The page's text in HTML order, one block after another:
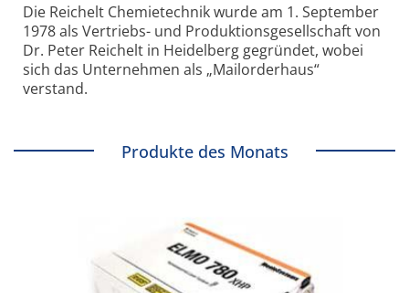
Die Reichelt Chemietechnik wurde am 1. September
1978 als Vertriebs- und Produktionsgesellschaft von
Dr. Peter Reichelt in Heidelberg gegründet, wobei
sich das Unternehmen als „Mailorderhaus“
verstand.
Produkte des Monats